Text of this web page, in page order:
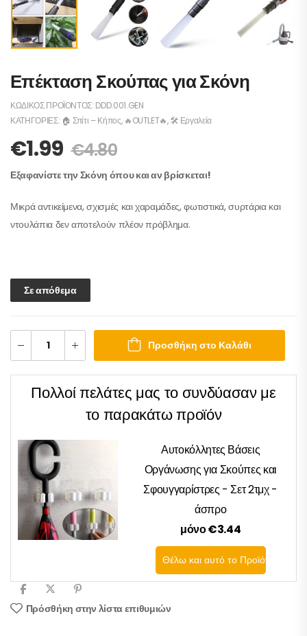
Επέκταση Σκούπας για Σκόνη
ΚΩΔΙΚΌΣ ΠΡΟΪΌΝΤΟΣ: DDD.001.GEN
ΚΑΤΗΓΟΡΊΕΣ: 🏠 Σπίτι – Κήπος, 🔥OUTLET🔥,🛠️ Εργαλεία
€1.99 €4.80
Εξαφανίστε την Σκόνη όπου και αν βρίσκεται!
Μικρά αντικείμενα, σχισμές και χαραμάδες, φωτιστικά, συρτάρια και
ντουλάπια δεν αποτελούν πλέον πρόβλημα.
Σε απόθεμα
Προσθήκη στο Καλάθι
Πολλοί πελάτες μας το συνδύασαν με
το παρακάτω προϊόν
Αυτοκόλλητες Βάσεις
Οργάνωσης για Σκούπες και
Σφουγγαρίστρες - Σετ 2τμχ -
άσπρο
μόνο €3.44
Θέλω και αυτό το Προϊόν
Πρόσθήκη στην λίστα επιθυμιών